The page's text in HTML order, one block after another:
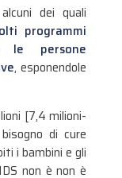
dei quali
programmi
le persone
, esponendole
[7,4 milioni-
di cure
i bambini e gli
non è non è